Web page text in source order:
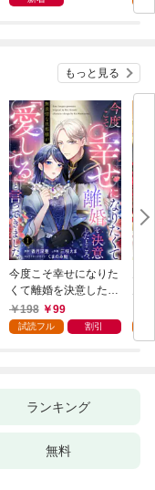
もっと見る
今度こそ幸せになりた
くて離婚を決意したと
ころ、無表情な旦那様
が「愛してる」と言っ
198 99
試読フル 割引
ランキング
無料